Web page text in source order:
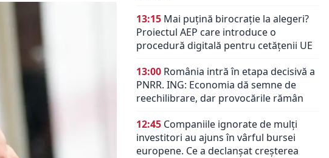
13:15 Mai puțină birocrație la alegeri?
Proiectul AEP care introduce o
procedură digitală pentru cetățenii UE
13:00 România intră în etapa decisivă a
PNRR. ING: Economia dă semne de
reechilibrare, dar provocările rămân
12:45 Companiile ignorate de mulți
investitori au ajuns în vârful bursei
europene. Ce a declanșat creșterea